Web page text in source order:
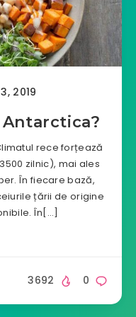
2019
rece forțează
zilnic), mai ales
În fiecare bază,
țării de origine
În[…]
0
3692